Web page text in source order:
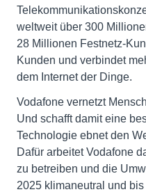
weltweit über 300
28 Millionen Festnetz-
Kunden und verbindet
dem Internet der Dinge.
Vodafone vernetzt
Und schafft damit eine
Technologie ebnet den
Dafür arbeitet Vodafone
zu betreiben und die
2025 klimaneutral und